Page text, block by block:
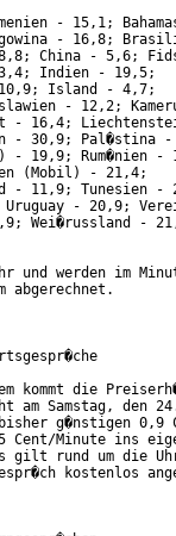
- 15,1;
- 16,8;
China - 5,6;
Indien - 19,5;
Island - 4,7;
- 12,2;
- 16,4;
- 30,9; Pal�stina
- 19,9; Rum�nien -
(Mobil) - 21,4;
- 11,9; Tunesien -
- 20,9;
Wei�russland -
und werden im
abgerechnet.
kommt die
am Samstag, den
g�nstigen 0,9
Cent/Minute ins
gilt rund um die
kostenlos